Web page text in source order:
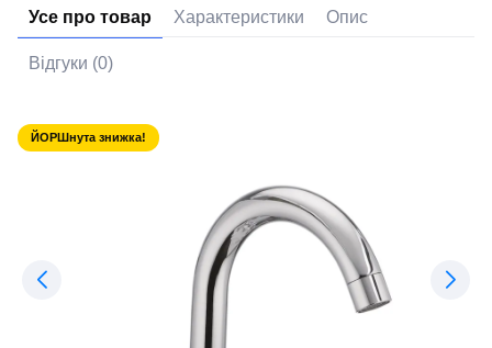
Усе про товар Характеристики Опис
Відгуки (0)
ЙОРШнута знижка!